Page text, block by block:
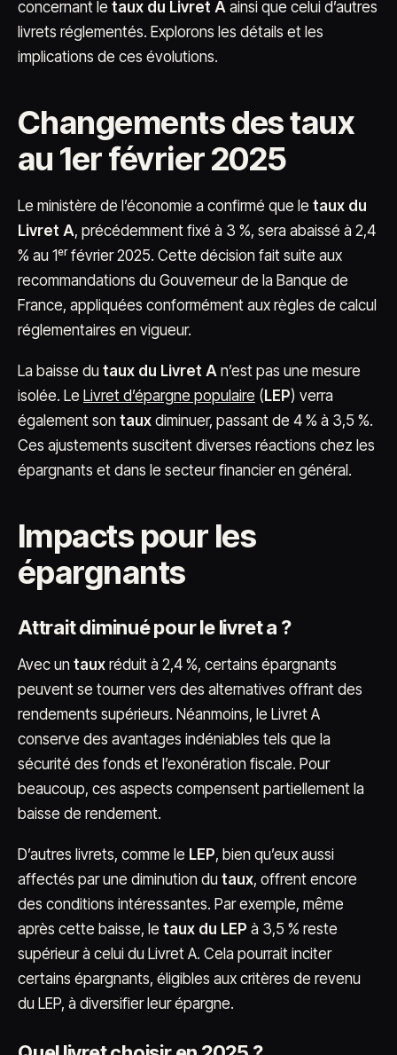
concernant le taux du Livret A ainsi que celui d’autres
livrets réglementés. Explorons les détails et les
implications de ces évolutions.
Changements des taux
au 1er février 2025
Le ministère de l’économie a confirmé que le taux du
Livret A, précédemment fixé à 3 %, sera abaissé à 2,4
% au 1ᵉʳ février 2025. Cette décision fait suite aux
recommandations du Gouverneur de la Banque de
France, appliquées conformément aux règles de calcul
réglementaires en vigueur.
La baisse du taux du Livret A n’est pas une mesure
isolée. Le Livret d’épargne populaire ( LEP) verra
également son taux diminuer, passant de 4 % à 3,5 %.
Ces ajustements suscitent diverses réactions chez les
épargnants et dans le secteur financier en général.
Impacts pour les
épargnants
Attrait diminué pour le livret a ?
Avec un taux réduit à 2,4 %, certains épargnants
peuvent se tourner vers des alternatives offrant des
rendements supérieurs. Néanmoins, le Livret A
conserve des avantages indéniables tels que la
sécurité des fonds et l’exonération fiscale. Pour
beaucoup, ces aspects compensent partiellement la
baisse de rendement.
D’autres livrets, comme le LEP, bien qu’eux aussi
affectés par une diminution du taux, offrent encore
des conditions intéressantes. Par exemple, même
après cette baisse, le taux du LEP à 3,5 % reste
supérieur à celui du Livret A. Cela pourrait inciter
certains épargnants, éligibles aux critères de revenu
du LEP, à diversifier leur épargne.